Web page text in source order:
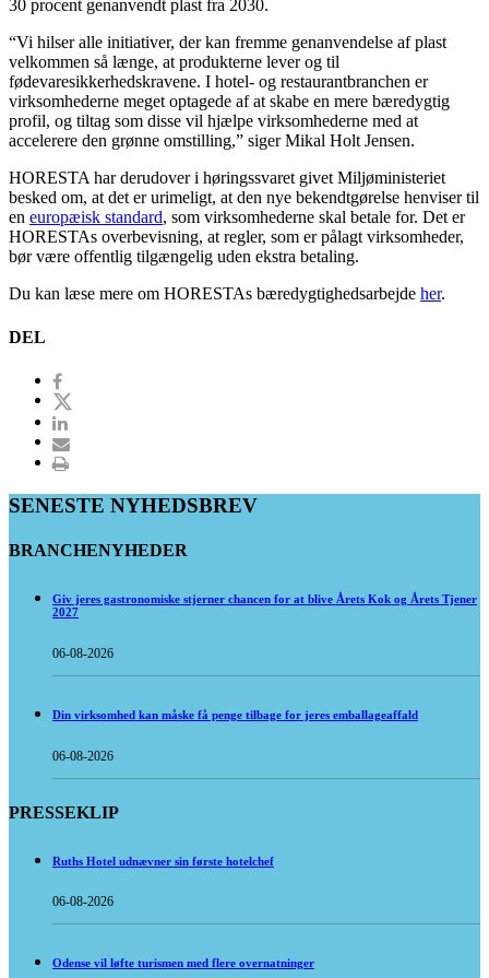
30 procent genanvendt plast fra 2030.
“Vi hilser alle initiativer, der kan fremme genanvendelse af plast
velkommen så længe, at produkterne lever og til
fødevaresikkerhedskravene. I hotel- og restaurantbranchen er
virksomhederne meget optagede af at skabe en mere bæredygtig
profil, og tiltag som disse vil hjælpe virksomhederne med at
accelerere den grønne omstilling,” siger Mikal Holt Jensen.
HORESTA har derudover i høringssvaret givet Miljøministeriet
besked om, at det er urimeligt, at den nye bekendtgørelse henviser til
en europæisk standard, som virksomhederne skal betale for. Det er
HORESTAs overbevisning, at regler, som er pålagt virksomheder,
bør være offentlig tilgængelig uden ekstra betaling.
Du kan læse mere om HORESTAs bæredygtighedsarbejde her.
DEL
SENESTE NYHEDSBREV
BRANCHENYHEDER
Giv jeres gastronomiske stjerner chancen for at blive Årets Kok og Årets Tjener
2027
06-08-2026
Din virksomhed kan måske få penge tilbage for jeres emballageaffald
06-08-2026
PRESSEKLIP
Ruths Hotel udnævner sin første hotelchef
06-08-2026
Odense vil løfte turismen med flere overnatninger